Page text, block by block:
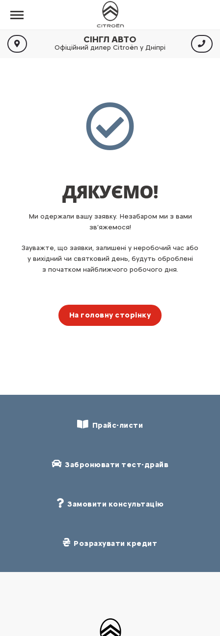
СІНГЛ АВТО
Офіційний дилер Citroën у Дніпрі
ДЯКУЄМО!
Ми одержали вашу заявку. Незабаром ми з вами
зв’яжемося!
Зауважте, що заявки, залишені у неробочий час або
у вихідний чи святковий день, будуть оброблені
з початком найближчого робочого дня.
На головну сторінку
Прайс-листи
Забронювати тест-драйв
Замовити консультацію
Розрахувати кредит